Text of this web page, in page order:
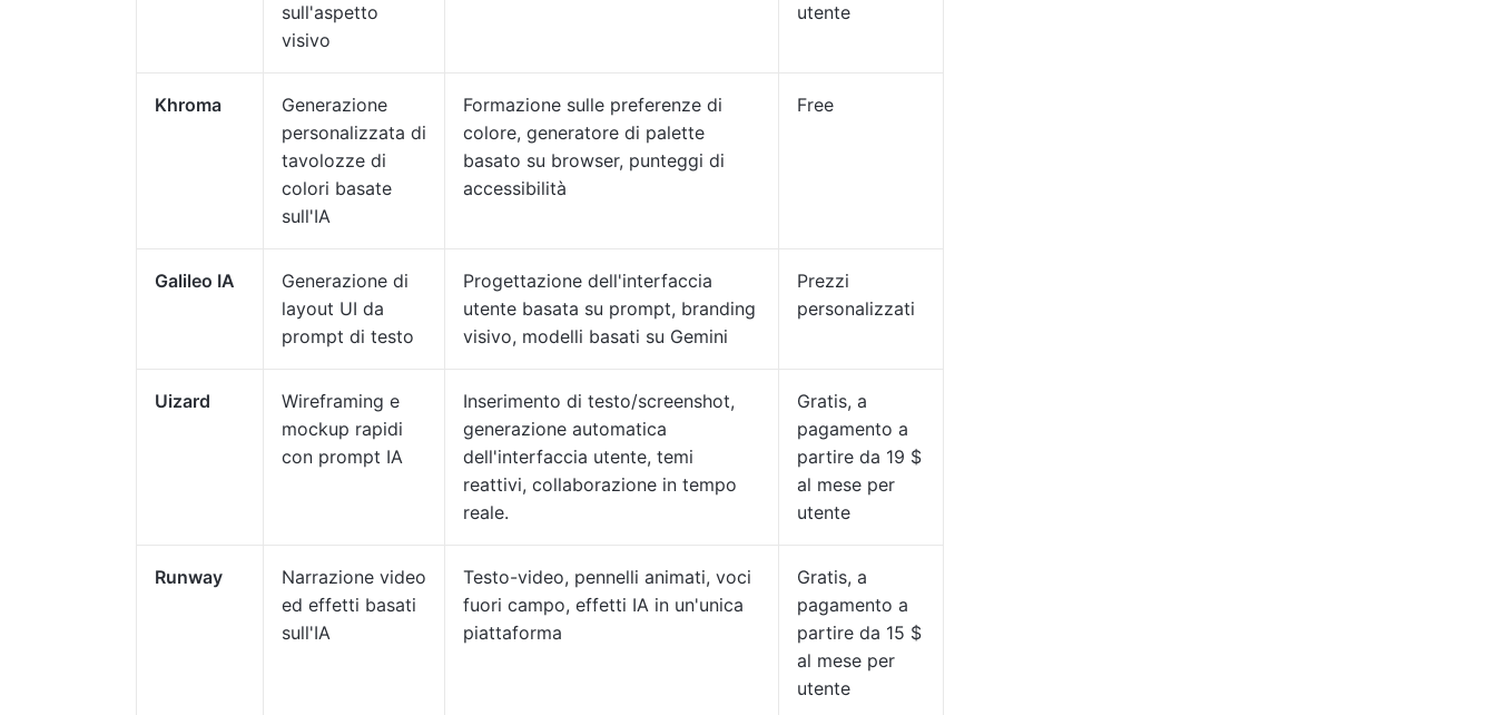
sull'aspetto
visivo
utente
Khroma
Generazione
personalizzata di
tavolozze di
colori basate
sull'IA
Formazione sulle preferenze di
colore, generatore di palette
basato su browser, punteggi di
accessibilità
Free
Galileo IA
Generazione di
layout UI da
prompt di testo
Progettazione dell'interfaccia
utente basata su prompt, branding
visivo, modelli basati su Gemini
Prezzi
personalizzati
Uizard
Wireframing e
mockup rapidi
con prompt IA
Inserimento di testo/screenshot,
generazione automatica
dell'interfaccia utente, temi
reattivi, collaborazione in tempo
reale.
Gratis, a
pagamento a
partire da 19 $
al mese per
utente
Runway
Narrazione video
ed effetti basati
sull'IA
Testo-video, pennelli animati, voci
fuori campo, effetti IA in un'unica
piattaforma
Gratis, a
pagamento a
partire da 15 $
al mese per
utente